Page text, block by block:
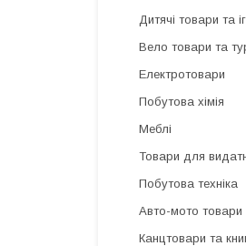
Дитячі товари та
Вело товари та
Електротовари
Побутова хімія
Меблі
Товари для
Побутова техніка
Авто-мото товари
Канцтовари та